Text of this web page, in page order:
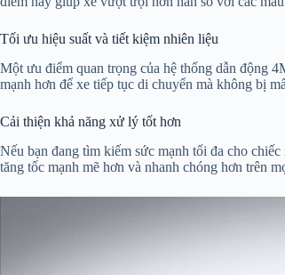
Tối ưu hiệu suất và tiết kiệm nhiên liệu
Một ưu điểm quan trọng của hệ thống dẫn động
mạnh hơn để xe tiếp tục di chuyển mà không bị
Cải thiện khả năng xử lý tốt hơn
Nếu bạn đang tìm kiếm sức mạnh tối đa cho
tăng tốc mạnh mẽ hơn và nhanh chóng hơn trên